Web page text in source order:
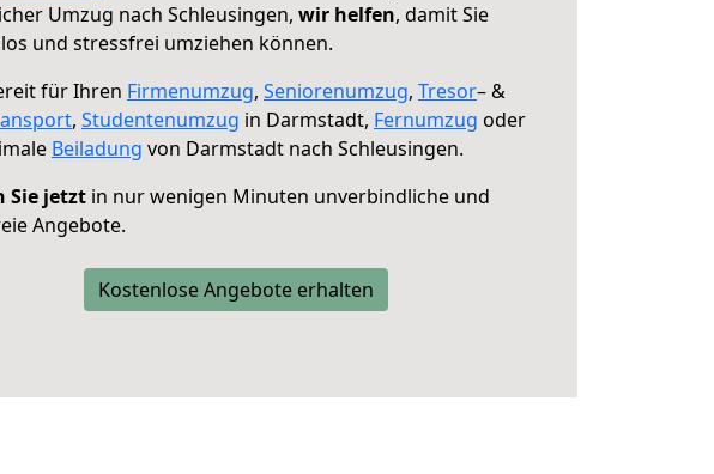
Umzug nach Schleusingen, wir helfen, damit Sie
und stressfrei umziehen können.
für Ihren Firmenumzug, Seniorenumzug, Tresor– &
, Studentenumzug in Darmstadt, Fernumzug oder
Beiladung von Darmstadt nach Schleusingen.
Sie jetzt in nur wenigen Minuten unverbindliche und
Angebote.
Kostenlose Angebote erhalten